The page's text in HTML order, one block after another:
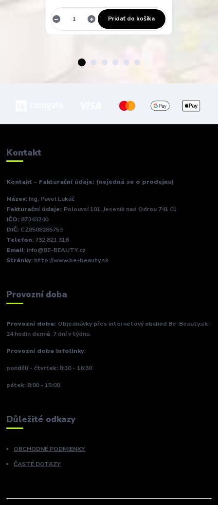
Pridať do košíka
Kontakt
Kontakt - Fakturační údaje: (nejedná se o prodejnu)
Název: Ing. Pavel Lukáč
Fakturační údaje: Polouvsí 101, Jeseník nad Odrou 741 01
IČO: 87343240
DIČ: CZ8508285753
Telefon: 732 821 318
Email: info@BE-BEAUTY.cz
Stránky: http://www.be-beauty.sk
Provozní doba
Provozní doba: Objednávky přes internetový obchod Be-Beauty.sk :
24 hodin denně, 7 dní v týdnu.
Provozní doba infolinky:
pondělí - čtvrtek: 8:30 - 16:30
pátek: 8:00 - 15:00
Důležité odkazy
OBCHODNÉ PODMIENKY
ČASTÉ DOTAZY